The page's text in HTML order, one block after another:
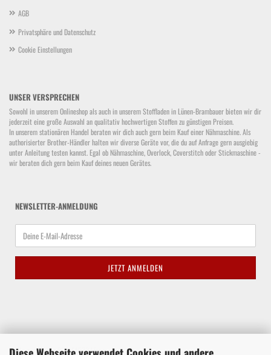
AGB
Privatsphäre und Datenschutz
Cookie Einstellungen
UNSER VERSPRECHEN
Sowohl in unserem Onlineshop als auch in unserem Stoffladen in Lünen-Brambauer bieten wir dir
jederzeit eine große Auswahl an qualitativ hochwertigen Stoffen zu günstigen Preisen.
In unserem stationären Handel beraten wir dich auch gern beim Kauf einer Nähmaschine. Als
authorisierter Brother-Händler halten wir diverse Geräte vor, die du auf Anfrage gern ausgiebig
unter Anleitung testen kannst. Egal ob Nähmaschine, Overlock, Coverstitch oder Stickmaschine -
wir beraten dich gern beim Kauf deines neuen Gerätes.
NEWSLETTER-ANMELDUNG
Waltroper Straße 62a, 44536 Lünen